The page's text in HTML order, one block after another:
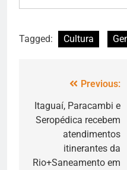
Tagged: Cultura
Previous:
Itaguaí, Paracambi e
Seropédica recebem
atendimentos
itinerantes da
Rio+Saneamento em